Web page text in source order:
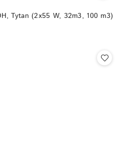
Tytan (2x55 W, 32m3, 100 m3)